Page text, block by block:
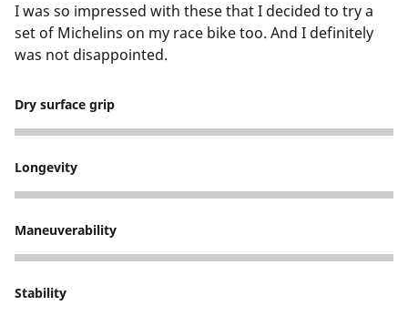
I was so impressed with these that I decided to try a
set of Michelins on my race bike too. And I definitely
was not disappointed.
Dry surface grip
5
Longevity
4
Maneuverability
5
Stability